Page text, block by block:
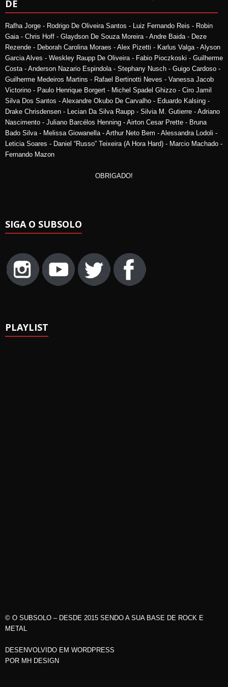
DE
Rafha Jorge - Rodrigo De Oliveira Santos - Luiz Fernando Reis - Robin
Gaia - Chris Hoff - Glaydson De Souza Moreira - Andre Baida - Deze
Rezende - Deborah Carolina Moraes - Alex Pizetti - Karlus Valga - Alyson
Garcia Alves - Weskley Raupp De Oliveira - Fabio Pioczkoski - Guilherme
Costa - Anderson Nazario Espindola - Stephany Nusch - Guigo Cardoso -
Guilherme Medeiros Martins - Rafael Bertinotti Neves - Vanessa Jacob
Victorino - Paulo Henrique Borgert - Michel Spadel Ghizzo - Ciro Jamil
Silva Dos Santos - Alexandre Okubo De Carvalho - Eduardo Kalsing -
Drake Chrisdensen - Lecian Da Silva Raupp - Silvia M. Gutierre - Adriano
Nascimento - Juliano Barcélos Henning - Airton Cesar Prette - Bruna
Bado Silva - Melissa Giowanella - Arthur Neto Bem - Alessandra Lodoli -
Leticia Soares - Daniel “Russo” Teixeira (A Hora Hard) - Marcio Machado -
Fernando Mazon
OBRIGADO!
SIGA O SUBSOLO
PLAYLIST
© O SUBSOLO – DESDE 2015 SENDO A SUA BASE DE ROCK E
METAL
DESENVOLVIDO EM WORDPRESS
POR MH DESIGN